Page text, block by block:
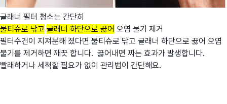
글래너 필터 청소는 간단히
물티슈로 닦고 글래너 하단으로 끓어 오염 물기 제거
필터수건이 지져분해 졌다면 물티슈로 닦고 글래너 하단으로 끓어 오염
물기를 제거하면 깨끗 합니다. 끓어내면 짜는 효과가 발생합니다.
빨래하거나 세척할 필요가 없이 관리법이 간단해요.